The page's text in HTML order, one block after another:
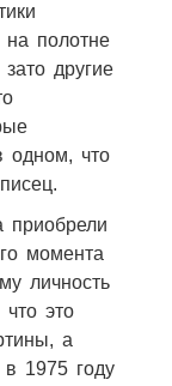
полотне
другие
одном, что
приобрели
момента
личность
это
а
1975 году